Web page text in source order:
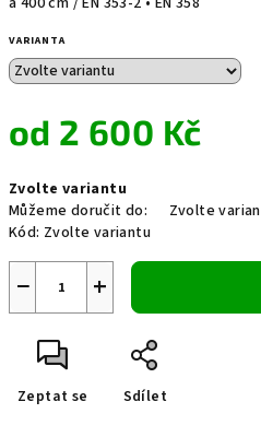
VARIANTA
od 2 600 Kč
cena:
Zvolte variantu
Můžeme doručit do:
Zvolte
Kód: Zvolte variantu
+
−
Zeptat se Sdílet